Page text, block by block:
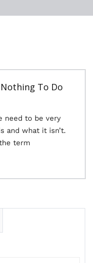
To Do
need to be very
and what it isn’t.
term